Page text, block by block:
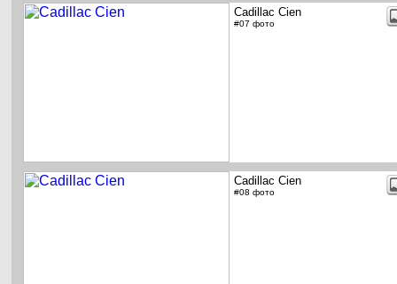
Cadillac Cien
#07 фото
Cadillac Cien
#08 фото